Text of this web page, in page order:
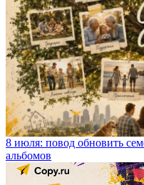
8 июля: повод обновить
альбомов